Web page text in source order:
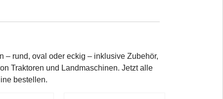
– rund, oval oder eckig – inklusive Zubehör,
Traktoren und Landmaschinen. Jetzt alle
bestellen.